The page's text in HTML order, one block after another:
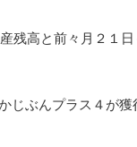
残高と前々月２１
じぶんプラス４が